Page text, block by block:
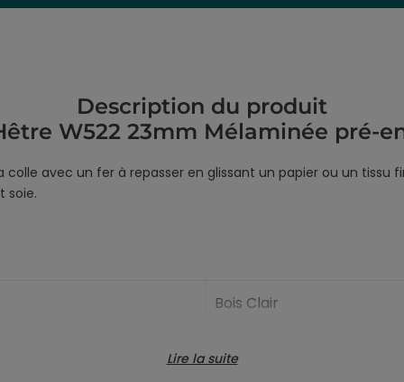
Description du produit
W522 23mm Mélaminée pré-
avec un fer à repasser en glissant un papier ou un tissu
soie.
Bois Clair
23mm
Lire la suite